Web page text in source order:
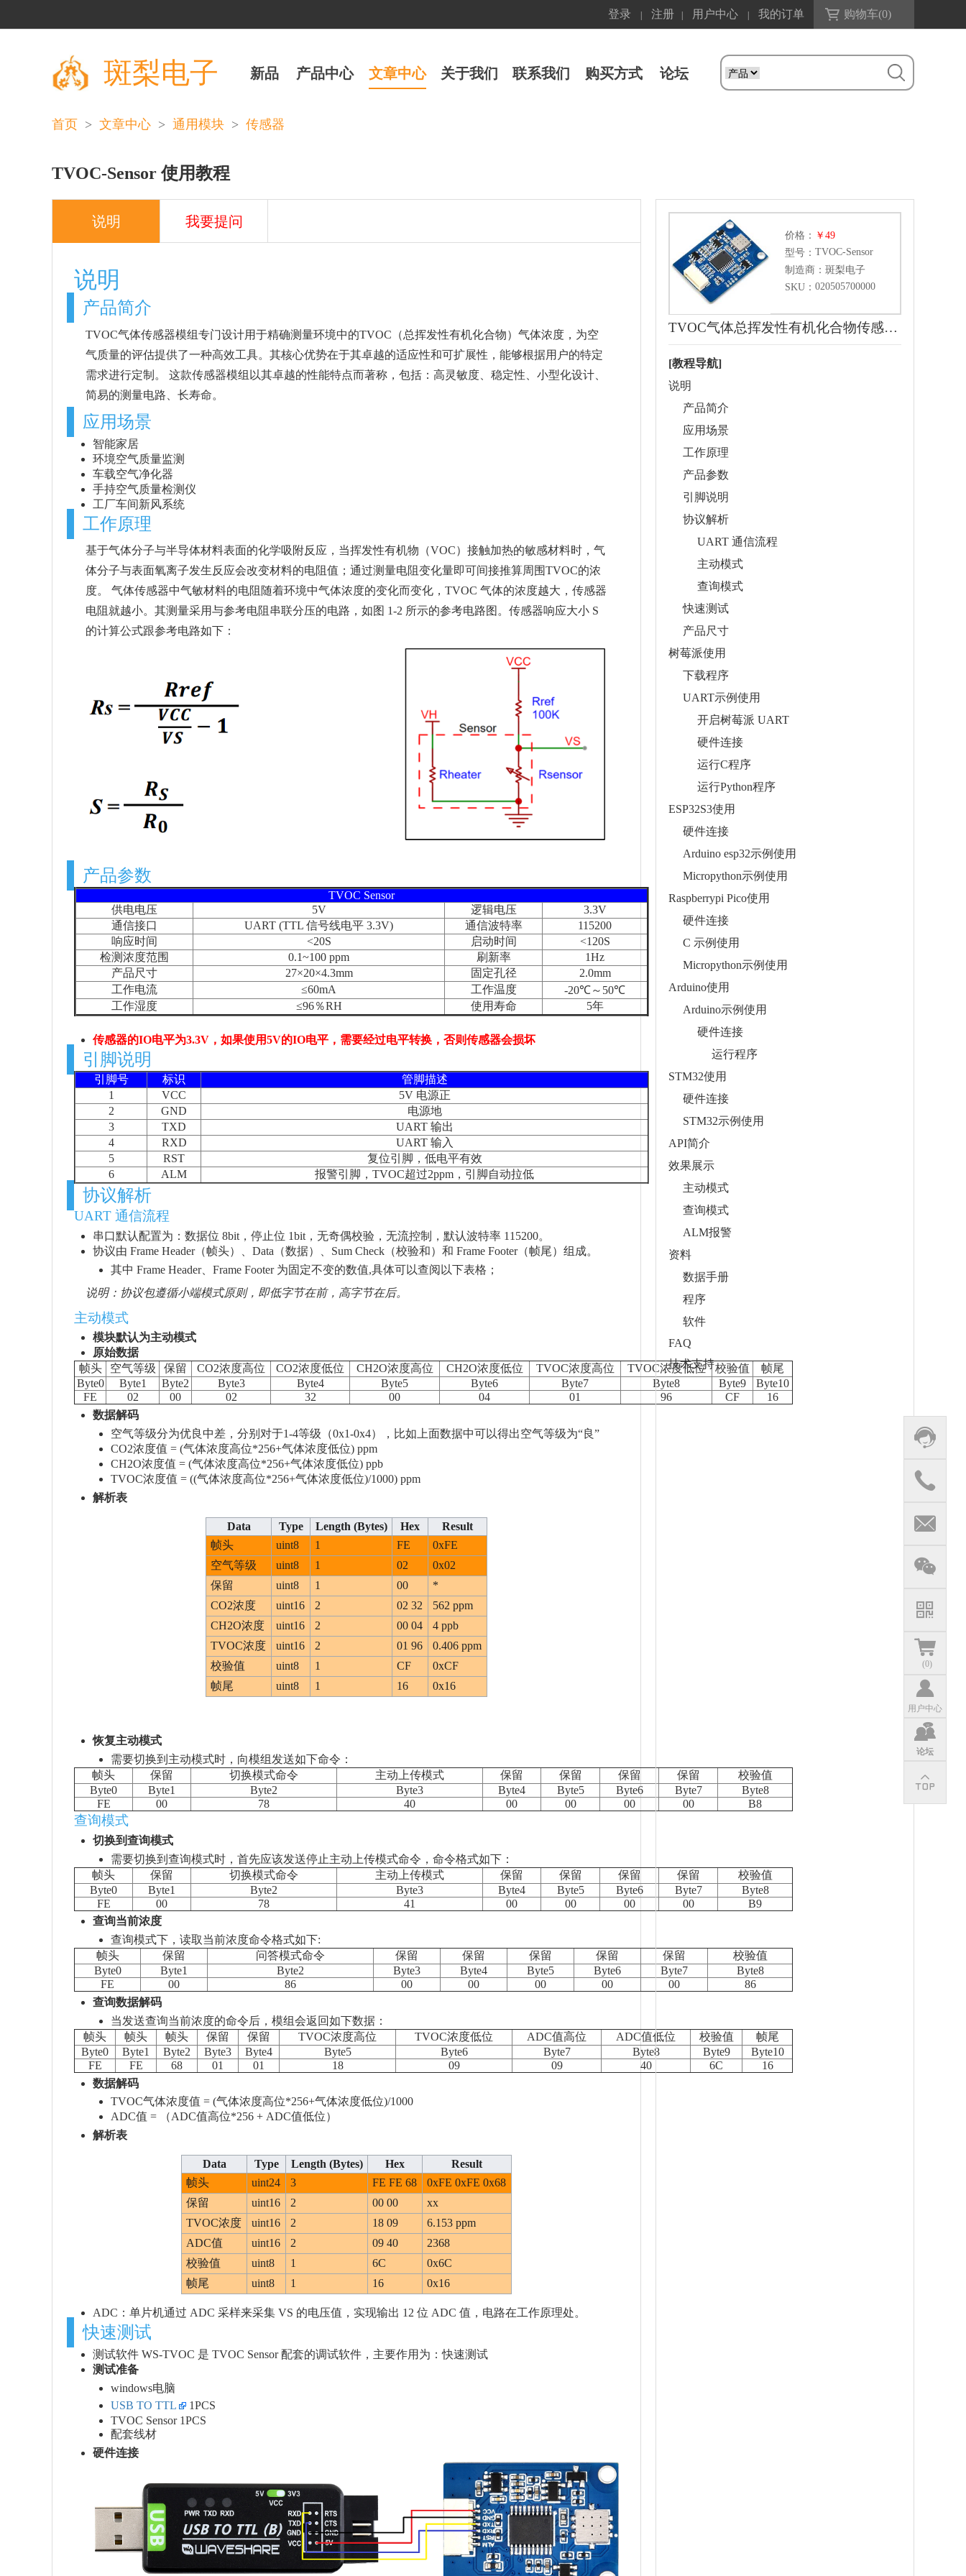
登录 注册 用户中心 我的订单 购物车(0)
斑梨电子 新品 产品中心 文章中心 关于我们 联系我们 购买方式 论坛
(0)
用户中心
论坛
首页 > 文章中心 > 通用模块 > 传感器
TVOC-Sensor 使用教程
说明 我要提问
说明
产品简介
TVOC气体传感器模组专门设计用于精确测量环境中的TVOC（总挥发性有机化合物）气体浓度，为空
气质量的评估提供了一种高效工具。其核心优势在于其卓越的适应性和可扩展性，能够根据用户的特定
需求进行定制。 这款传感器模组以其卓越的性能特点而著称，包括：高灵敏度、稳定性、小型化设计、
简易的测量电路、长寿命。
应用场景
智能家居
环境空气质量监测
车载空气净化器
手持空气质量检测仪
工厂车间新风系统
工作原理
基于气体分子与半导体材料表面的化学吸附反应，当挥发性有机物（VOC）接触加热的敏感材料时，气
体分子与表面氧离子发生反应会改变材料的电阻值；通过测量电阻变化量即可间接推算周围TVOC的浓
度。 气体传感器中气敏材料的电阻随着环境中气体浓度的变化而变化，TVOC 气体的浓度越大，传感器
电阻就越小。其测量采用与参考电阻串联分压的电路，如图 1-2 所示的参考电路图。传感器响应大小 S
的计算公式跟参考电路如下：
产品参数
TVOC Sensor
供电电压
5V 逻辑电压
3.3V
通信接口
UART (TTL 信号线电平 3.3V) 通信波特率
115200
响应时间
<20S 启动时间
<120S
检测浓度范围
0.1~100 ppm 刷新率
1Hz
产品尺寸
27×20×4.3mm 固定孔径
2.0mm
工作电流
≤60mA 工作温度
-20℃～50℃
工作湿度
≤96％RH 使用寿命 5年
传感器的IO电平为3.3V，如果使用5V的IO电平，需要经过电平转换，否则传感器会损坏
引脚说明
引脚号 标识
管脚描述
1
VCC
5V 电源正
2
GND
电源地
3
TXD
UART 输出
4
RXD
UART 输入
5
RST
复位引脚，低电平有效
6
ALM 报警引脚，TVOC超过2ppm，引脚自动拉低
协议解析
UART 通信流程
串口默认配置为：数据位 8bit，停止位 1bit，无奇偶校验，无流控制，默认波特率 115200。
协议由 Frame Header（帧头）、Data（数据）、Sum Check（校验和）和 Frame Footer（帧尾）组成。
其中 Frame Header、Frame Footer 为固定不变的数值,具体可以查阅以下表格；
说明：协议包遵循小端模式原则，即低字节在前，高字节在后。
主动模式
模块默认为主动模式
原始数据
帧头
空气等级 保留 CO2浓度高位 CO2浓度低位 CH2O浓度高位 CH2O浓度低位 TVOC浓度高位 TVOC浓度低位 校验值
帧尾
Byte0
Byte1 Byte2 Byte3 Byte4 Byte5 Byte6 Byte7 Byte8 Byte9
Byte10
FE
02 00 02 32 00 04 01 96 CF
16
数据解码
空气等级分为优良中差，分别对于1-4等级（0x1-0x4），比如上面数据中可以得出空气等级为“良”
CO2浓度值 = (气体浓度高位*256+气体浓度低位) ppm
CH2O浓度值 = (气体浓度高位*256+气体浓度低位) ppb
TVOC浓度值 = ((气体浓度高位*256+气体浓度低位)/1000) ppm
解析表
Data Type Length (Bytes) Hex
Result
帧头
uint8 1 FE
0xFE
空气等级
uint8 1 02
0x02
保留
uint8 1 00
*
CO2浓度
uint16 2 02 32
562 ppm
CH2O浓度
uint16 2 00 04
4 ppb
TVOC浓度
uint16 2 01 96
0.406 ppm
校验值
uint8 1 CF
0xCF
帧尾
uint8 1 16 0x16
恢复主动模式
需要切换到主动模式时，向模组发送如下命令：
帧头
保留 切换模式命令 主动上传模式 保留 保留 保留 保留
校验值
Byte0
Byte1 Byte2 Byte3 Byte4 Byte5 Byte6 Byte7
Byte8
FE
00 78 40 00 00 00 00 B8
查询模式
切换到查询模式
需要切换到查询模式时，首先应该发送停止主动上传模式命令，命令格式如下：
帧头
保留 切换模式命令 主动上传模式 保留 保留 保留 保留
校验值
Byte0
Byte1 Byte2 Byte3 Byte4 Byte5 Byte6 Byte7
Byte8
FE
00 78 41 00 00 00 00
B9
查询当前浓度
查询模式下，读取当前浓度命令格式如下:
帧头
保留 问答模式命令 保留 保留 保留 保留 保留
校验值
Byte0
Byte1 Byte2 Byte3 Byte4 Byte5 Byte6 Byte7
Byte8
FE
00 86 00 00 00 00 00
86
查询数据解码
当发送查询当前浓度的命令后，模组会返回如下数据：
帧头
帧头 帧头 保留 保留 TVOC浓度高位 TVOC浓度低位 ADC值高位 ADC值低位 校验值
帧尾
Byte0
Byte1 Byte2 Byte3 Byte4 Byte5 Byte6 Byte7 Byte8 Byte9
Byte10
FE
FE 68 01 01 18 09 09 40 6C
16
数据解码
TVOC气体浓度值 = (气体浓度高位*256+气体浓度低位)/1000
ADC值 = （ADC值高位*256 + ADC值低位）
解析表
Data Type Length (Bytes) Hex
Result
帧头
uint24 3 FE FE 68
0xFE 0xFE 0x68
保留
uint16 2 00 00
xx
TVOC浓度
uint16 2 18 09
6.153 ppm
ADC值
uint16 2 09 40
2368
校验值
uint8 1 6C
0x6C
帧尾
uint8 1 16 0x16
ADC：单片机通过 ADC 采样来采集 VS 的电压值，实现输出 12 位 ADC 值，电路在工作原理处。
快速测试
测试软件 WS-TVOC 是 TVOC Sensor 配套的调试软件，主要作用为：快速测试
测试准备
windows电脑
USB TO TTL
1PCS
TVOC Sensor 1PCS
配套线材
硬件连接
价格： ￥49
型号： TVOC-Sensor
制造商： 斑梨电子
SKU： 020505700000
TVOC气体总挥发性有机化合物传感器兼容Arduino树莓派ESP32/Pico
[教程导航]
说明
产品简介
应用场景
工作原理
产品参数
引脚说明
协议解析
UART 通信流程
主动模式
查询模式
快速测试
产品尺寸
树莓派使用
下载程序
UART示例使用
开启树莓派 UART
硬件连接
运行C程序
运行Python程序
ESP32S3使用
硬件连接
Arduino esp32示例使用
Micropython示例使用
Raspberrypi Pico使用
硬件连接
C 示例使用
Micropython示例使用
Arduino使用
Arduino示例使用
硬件连接
运行程序
STM32使用
硬件连接
STM32示例使用
API简介
效果展示
主动模式
查询模式
ALM报警
资料
数据手册
程序
软件
FAQ
技术支持